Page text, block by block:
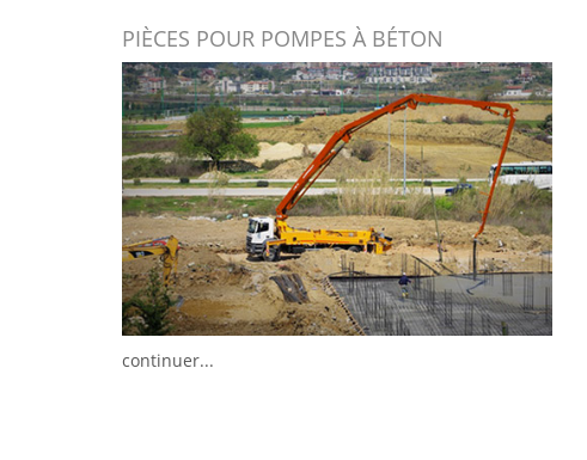
PIÈCES POUR POMPES À BÉTON
continuer...